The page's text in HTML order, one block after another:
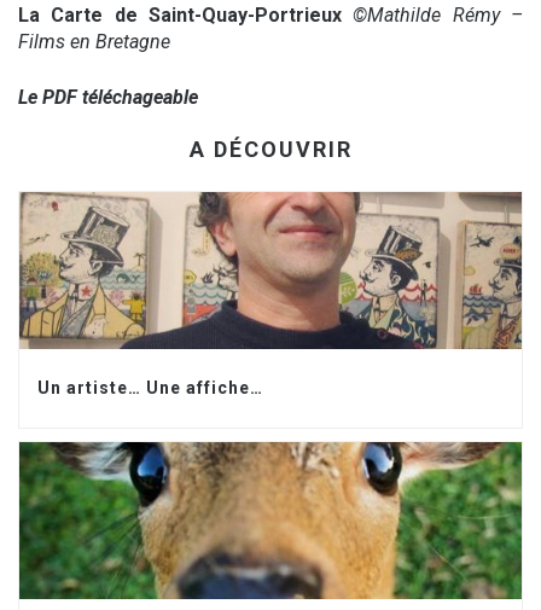
La Carte de Saint-Quay-Portrieux ©Mathilde Rémy –
Films en Bretagne
Le PDF téléchageable
A DÉCOUVRIR
Un artiste… Une affiche…